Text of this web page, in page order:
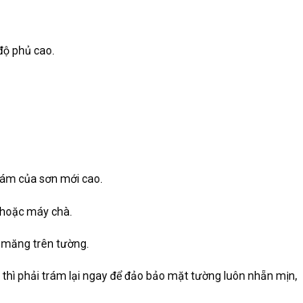
phủ cao.
của sơn mới cao.
máy chà.
trên tường.
phải trám lại ngay để đảo bảo mặt tường luôn nhẵn mịn,